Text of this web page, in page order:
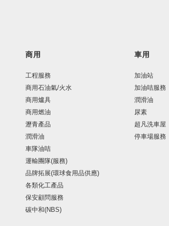
商用
工程服務
商用石油氣/火水
商用爐具
商用燃油
瀝青產品
潤滑油
車隊油咭
運輸團隊(服務)
品牌拓展(環球食用品供應)
各類化工產品
保安顧問服務
碳中和(NBS)
車用
加油站
加油咭服務
潤滑油
尿素
超凡洗車屋
停車場服務